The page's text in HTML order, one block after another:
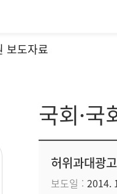
보도자료
국회·
허위과대광
보도일 2014.